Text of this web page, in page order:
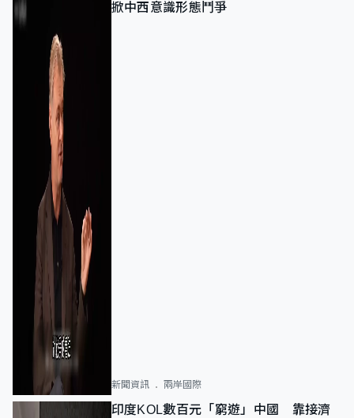
掀中西意識形態鬥爭
新聞資訊 兩岸國際
印度KOL數百元「窮遊」中國 靠接濟